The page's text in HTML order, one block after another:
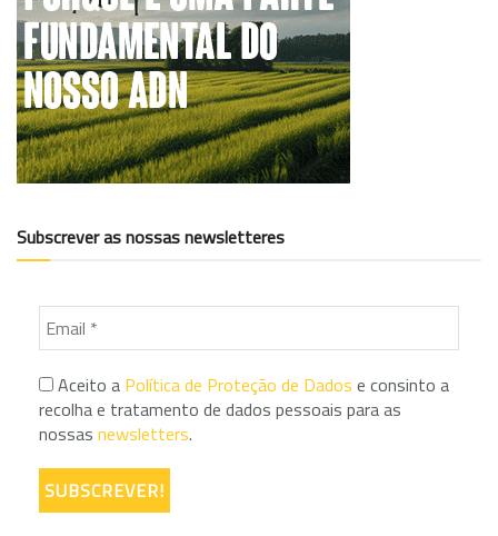
Subscrever as nossas newsletteres
Aceito a Política de Proteção de Dados e consinto a
recolha e tratamento de dados pessoais para as
nossas newsletters.